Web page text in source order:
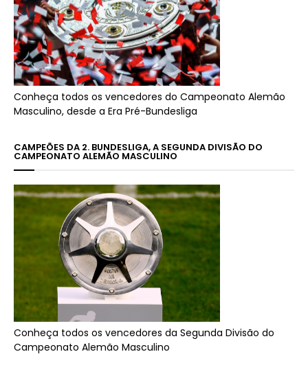
Conheça todos os vencedores do Campeonato Alemão
Masculino, desde a Era Pré-Bundesliga
CAMPEÕES DA 2. BUNDESLIGA, A SEGUNDA DIVISÃO DO
CAMPEONATO ALEMÃO MASCULINO
Conheça todos os vencedores da Segunda Divisão do
Campeonato Alemão Masculino